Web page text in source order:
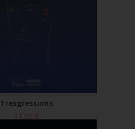
Tresgressions
11,00 €